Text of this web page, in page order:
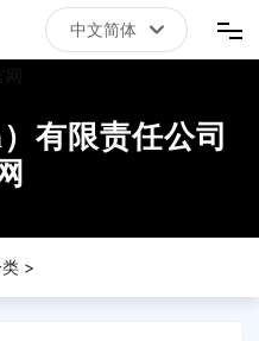
官网
中文简体
有限责任公司
>